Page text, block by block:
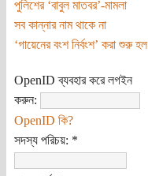
পুলিশের ‘বাবুল মাতবর’-মামলা
সব কান্নার নাম থাকে না
‘গায়েনের বংশ নির্বংশ’ করা শুরু হল
OpenID ব্যবহার করে লগইন
করুন:
OpenID কি?
সদস্য পরিচয়: *